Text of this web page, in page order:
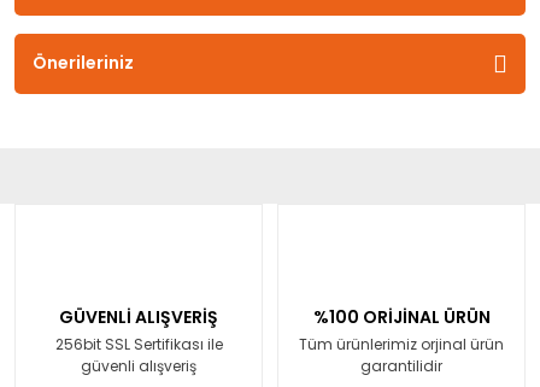
Önerileriniz
GÜVENLİ ALIŞVERİŞ
256bit SSL Sertifikası ile
güvenli alışveriş
%100 ORİJİNAL ÜRÜN
Tüm ürünlerimiz orjinal ürün
garantilidir